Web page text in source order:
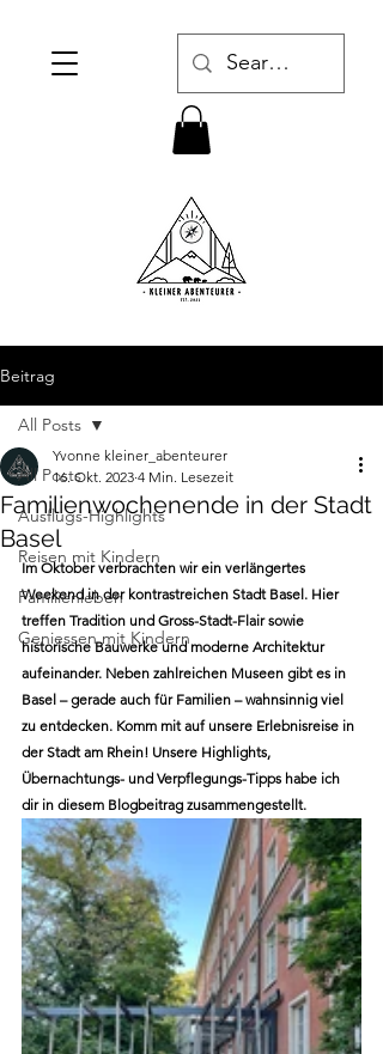
Beitrag
All Posts
Ausflugs-Highlights
Reisen mit Kindern
Familienleben
Geniessen mit Kindern
All Posts
Familienwochenende in der Stadt
Basel
Yvonne kleiner_abenteurer
16. Okt. 2023 4 Min. Lesezeit
Im Oktober verbrachten wir ein verlängertes
Weekend in der kontrastreichen Stadt Basel. Hier
treffen Tradition und Gross-Stadt-Flair sowie
historische Bauwerke und moderne Architektur
aufeinander. Neben zahlreichen Museen gibt es in
Basel – gerade auch für Familien – wahnsinnig viel
zu entdecken. Komm mit auf unsere Erlebnisreise in
der Stadt am Rhein! Unsere Highlights,
Übernachtungs- und Verpflegungs-Tipps habe ich
dir in diesem Blogbeitrag zusammengestellt.